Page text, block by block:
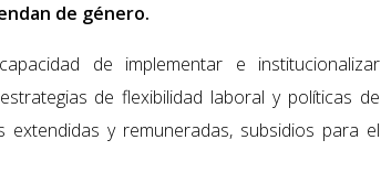
de género.
de implementar e institucionalizar
de flexibilidad laboral y políticas de
extendidas y remuneradas, subsidios para el